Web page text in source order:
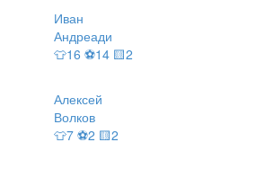
Иван
Андреади
👕16 ⚽14 🟨2
Алексей
Волков
👕7 ⚽2 🟨2